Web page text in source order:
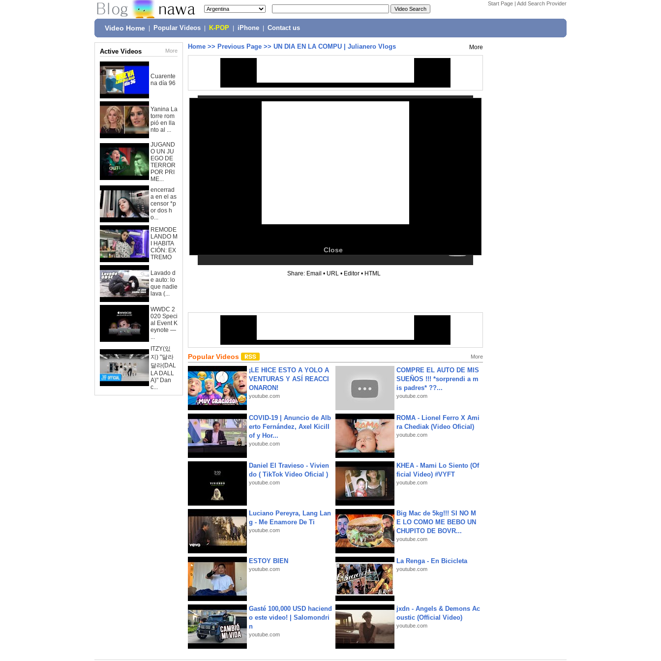
Start Page | Add Search Provider
Video Home Popular Videos K-POP iPhone Contact us
Active Videos More
Cuarente
na día 96
Yanina La
torre rom
pió en lla
nto al ...
JUGAND
O UN JU
EGO DE
TERROR
POR PRI
ME...
encerrad
a en el as
censor *p
or dos h
o...
REMODE
LANDO M
I HABITA
CIÓN: EX
TREMO
Lavado d
e auto: lo
que nadie
lava (...
WWDC 2
020 Speci
al Event K
eynote —
...
ITZY(있
지) "달라
달라(DAL
LA DALL
A)" Dan
c...
Home >> Previous Page >> UN DIA EN LA COMPU | Julianero Vlogs More
Close
Share: Email • URL • Editor • HTML
Popular Videos More
¡LE HICE ESTO A YOLO A
VENTURAS Y ASÍ REACCI
ONARON!
youtube.com
COMPRE EL AUTO DE MIS
SUEÑOS !!! *sorprendi a m
is padres* ??...
youtube.com
COVID-19 | Anuncio de Alb
erto Fernández, Axel Kicill
of y Hor...
youtube.com
ROMA - Lionel Ferro X Ami
ra Chediak (Video Oficial)
youtube.com
Daniel El Travieso - Vivien
do ( TikTok Video Oficial )
youtube.com
KHEA - Mami Lo Siento (Of
ficial Video) #VYFT
youtube.com
Luciano Pereyra, Lang Lan
g - Me Enamore De Ti
youtube.com
Big Mac de 5kg!!! SI NO M
E LO COMO ME BEBO UN
CHUPITO DE BOVR...
youtube.com
ESTOY BIEN
youtube.com
La Renga - En Bicicleta
youtube.com
Gasté 100,000 USD haciend
o este video! | Salomondri
n
youtube.com
jxdn - Angels & Demons Ac
oustic (Official Video)
youtube.com